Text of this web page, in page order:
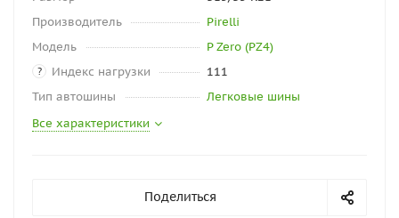
Производитель
Pirelli
Модель
P Zero (PZ4)
? Индекс нагрузки
111
Тип автошины
Легковые шины
Все характеристики
Поделиться